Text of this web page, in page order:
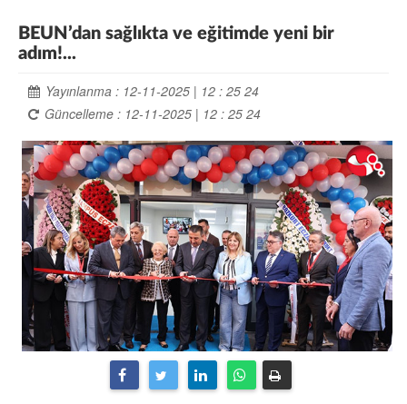
BEUN’dan sağlıkta ve eğitimde yeni bir
adım!...
Yayınlanma : 12-11-2025 | 12 : 25 24
Güncelleme : 12-11-2025 | 12 : 25 24